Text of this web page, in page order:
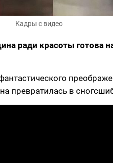
Кадры с видео
ради красоты готова
в